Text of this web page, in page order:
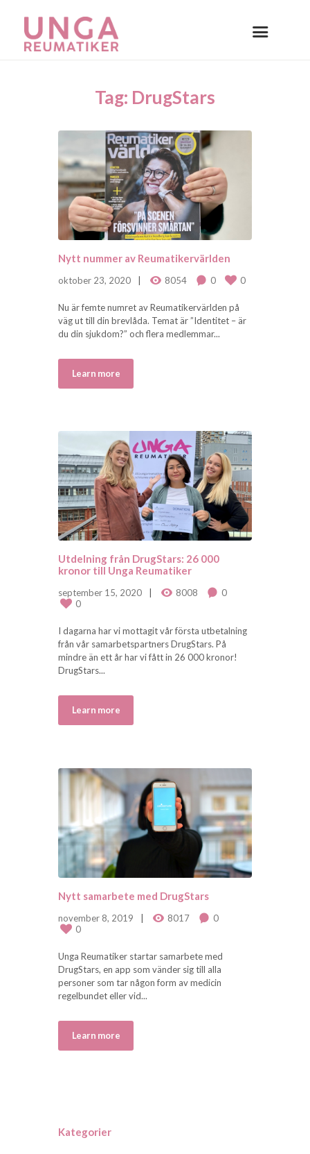
Tag: DrugStars
Nytt nummer av Reumatikervärlden
oktober 23, 2020 8054 0 0
Nu är femte numret av Reumatikervärlden på
väg ut till din brevlåda. Temat är ”Identitet – är
du din sjukdom?” och flera medlemmar...
Learn more
Utdelning från DrugStars: 26 000
kronor till Unga Reumatiker
september 15, 2020 8008
0
0
I dagarna har vi mottagit vår första utbetalning
från vår samarbetspartners DrugStars. På
mindre än ett år har vi fått in 26 000 kronor!
DrugStars...
Learn more
Nytt samarbete med DrugStars
november 8, 2019 8017
0
0
Unga Reumatiker startar samarbete med
DrugStars, en app som vänder sig till alla
personer som tar någon form av medicin
regelbundet eller vid...
Learn more
Kategorier